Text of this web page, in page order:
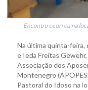
Encontro ocorreu na
Na última quinta-feira,
e Ieda Freitas
Associação dos
Montenegro
Pastoral do Idoso na